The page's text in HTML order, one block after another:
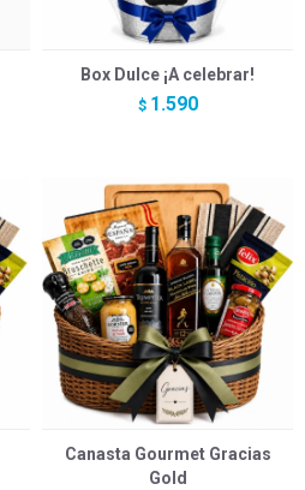
Box Dulce ¡A celebrar!
$ 1.590
Canasta Gourmet Gracias
Gold